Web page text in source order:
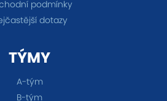
podmínky
dotazy
TÝMY
A-tým
B-tým